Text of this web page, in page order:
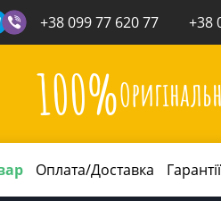
+38 099 77 620 77 +38
100%
Оплата/Доставка Гарантії